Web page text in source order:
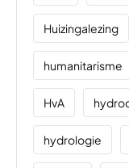
Huizingalezing
humanitarisme
HvA
hydrologie